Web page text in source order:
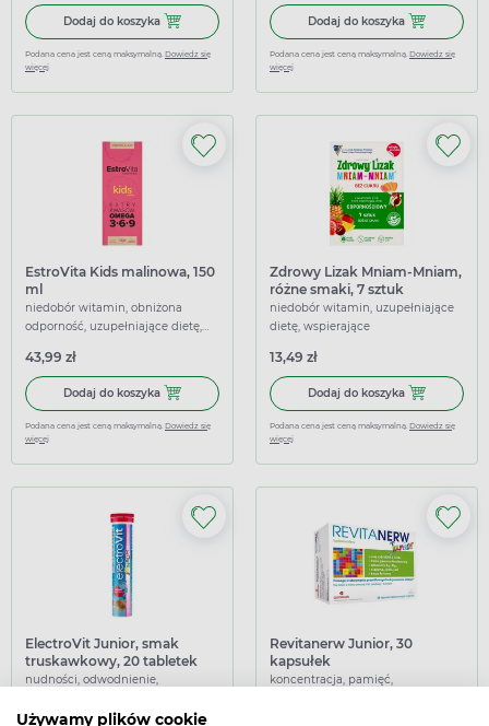
Używamy plików cookie
Dodaj do koszyka Dodaj do koszyka Vibovit Junior, 30 saszetek o smaku
Podana cena jest ceną maksymalną. Dowiedz się
więcej
Dodaj do koszyka Dodaj do
Podana cena jest ceną maksymalną. Dowiedz się
więcej
EstroVita Kids malinowa, 150
ml
niedobór witamin, obniżona
odporność, uzupełniające dietę,
43,99 zł
Dodaj do koszyka Dodaj do koszyka EstroVita Kids malinowa, 150 ml
Podana cena jest ceną maksymalną. Dowiedz się
więcej
Zdrowy Lizak Mniam-Mniam,
różne smaki, 7 sztuk
niedobór witamin, uzupełniające
dietę, wspierające
13,49 zł
Dodaj do koszyka Dodaj do
Podana cena jest ceną maksymalną. Dowiedz się
więcej
ElectroVit Junior, smak
truskawkowy, 20 tabletek
musujących
nudności, odwodnienie,
dietę, wspierające
Revitanerw Junior, 30
kapsułek
koncentracja, pamięć,